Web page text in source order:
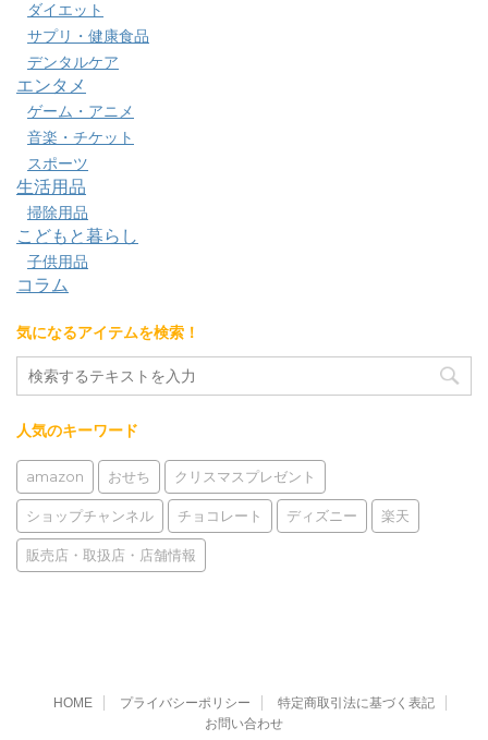
ダイエット
サプリ・健康食品
デンタルケア
エンタメ
ゲーム・アニメ
音楽・チケット
スポーツ
生活用品
掃除用品
こどもと暮らし
子供用品
コラム
気になるアイテムを検索！
人気のキーワード
amazon おせち クリスマスプレゼント
ショップチャンネル チョコレート ディズニー 楽天
販売店・取扱店・店舗情報
HOME プライバシーポリシー
特定商取引法に基づく表記
お問い合わせ